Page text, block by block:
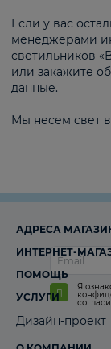
Если у вас
менеджерами
светильников
или закажите
данные.
Мы несем свет
Я
АДРЕСА
ИНТЕРНЕТ-
ПОМОЩЬ
УСЛУГИ
Дизайн-проект